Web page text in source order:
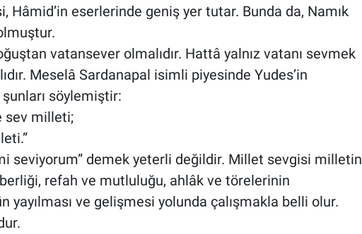
Hâmid’in eserlerinde geniş yer tutar. Bunda da, Namık
vatansever olmalıdır. Hattâ yalnız vatanı sevmek
Meselâ Sardanapal isimli piyesinde Yudes’in
söylemiştir:
sev milleti;
seviyorum” demek yeterli değildir. Millet sevgisi milletin
refah ve mutluluğu, ahlâk ve törelerinin
yayılması ve gelişmesi yolunda çalışmakla belli olur.